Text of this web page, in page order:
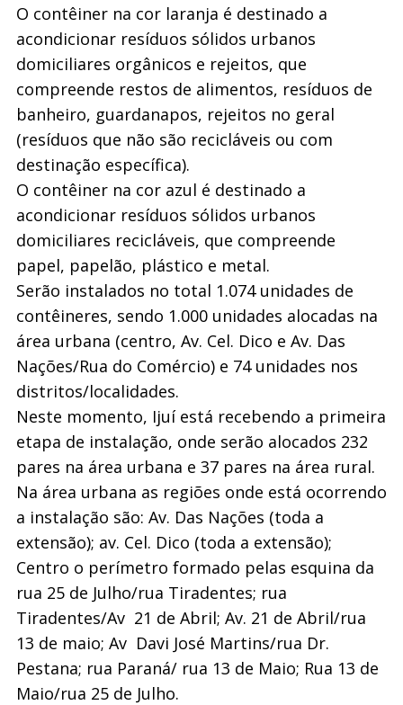
O contêiner na cor laranja é destinado a
acondicionar resíduos sólidos urbanos
domiciliares orgânicos e rejeitos, que
compreende restos de alimentos, resíduos de
banheiro, guardanapos, rejeitos no geral
(resíduos que não são recicláveis ou com
destinação específica).
O contêiner na cor azul é destinado a
acondicionar resíduos sólidos urbanos
domiciliares recicláveis, que compreende
papel, papelão, plástico e metal.
Serão instalados no total 1.074 unidades de
contêineres, sendo 1.000 unidades alocadas na
área urbana (centro, Av. Cel. Dico e Av. Das
Nações/Rua do Comércio) e 74 unidades nos
distritos/localidades.
Neste momento, Ijuí está recebendo a primeira
etapa de instalação, onde serão alocados 232
pares na área urbana e 37 pares na área rural.
Na área urbana as regiões onde está ocorrendo
a instalação são: Av. Das Nações (toda a
extensão); av. Cel. Dico (toda a extensão);
Centro o perímetro formado pelas esquina da
rua 25 de Julho/rua Tiradentes; rua
Tiradentes/Av 21 de Abril; Av. 21 de Abril/rua
13 de maio; Av Davi José Martins/rua Dr.
Pestana; rua Paraná/ rua 13 de Maio; Rua 13 de
Maio/rua 25 de Julho.